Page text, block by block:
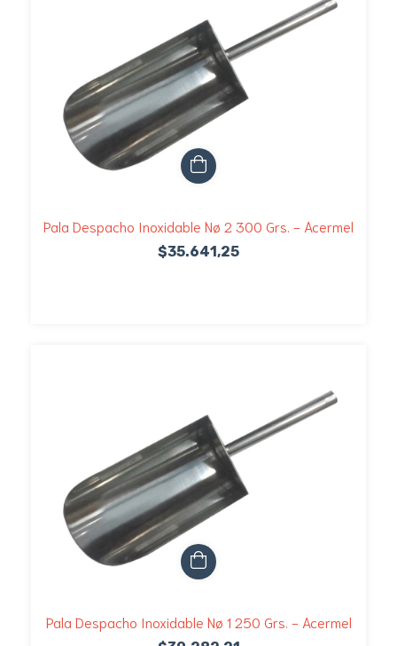
Pala Despacho Inoxidable Nø 2 300 Grs. - Acermel
$35.641,25
Pala Despacho Inoxidable Nø 1 250 Grs. - Acermel